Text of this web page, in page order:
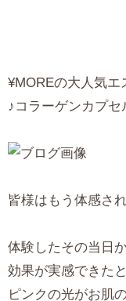
¥MOREの大人気エ
♪コラーゲンカプセ
皆様はもう体感さ
体験したその当日
効果が実感できた
ピンクの光がお肌